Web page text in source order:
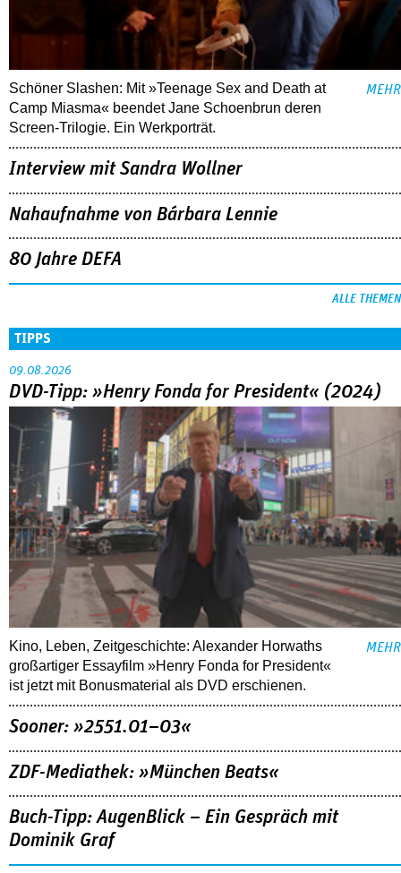
Schöner Slashen: Mit »Teenage Sex and Death at
Camp Miasma« beendet Jane Schoenbrun deren
Screen-Trilogie. Ein Werkporträt.
MEHR
Interview mit Sandra Wollner
Nahaufnahme von Bárbara Lennie
80 Jahre DEFA
ALLE THEMEN
TIPPS
09.08.2026
DVD-Tipp: »Henry Fonda for President« (2024)
Kino, Leben, Zeitgeschichte: Alexander Horwaths
großartiger Essayfilm »Henry Fonda for President«
ist jetzt mit Bonusmaterial als DVD erschienen.
MEHR
Sooner: »2551.01–03«
ZDF-Mediathek: »München Beats«
Buch-Tipp: AugenBlick – Ein Gespräch mit
Dominik Graf